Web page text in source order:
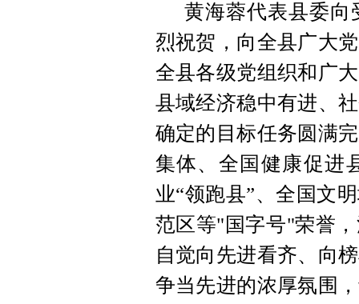
黄海蓉代表县委向
烈祝贺，向全县广大
全县各级党组织和广
县域经济稳中有进、
确定的目标任务圆满
集体、全国健康促进
业“领跑县”、全国文
范区等"国字号"荣誉
自觉向先进看齐、向
争当先进的浓厚氛围